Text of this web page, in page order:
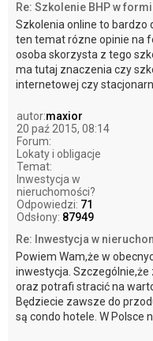
Re: Szkolenie BHP w
Szkolenia online to bardzo
ten temat rózne opinie na
osoba skorzysta z tego
ma tutaj znaczenia czy
internetowej czy
autor:maxior
20 paź 2015, 08:14
Forum:
Lokaty i obligacje
Temat:
Inwestycja w
nieruchomości?
Odpowiedzi: 71
Odsłony: 87949
Re: Inwestycja w
Powiem Wam,że w
inwestycja. Szczególnie,że
oraz potrafi stracić na
Będziecie zawsze do
są condo hotele. W Polsce